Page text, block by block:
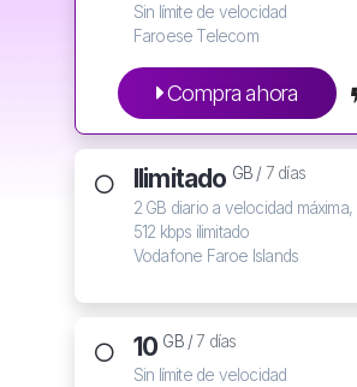
Sin límite de velocidad
Faroese Telecom
Compra ahora
Ilimitado GB / 7 días
2 GB diario a velocidad
512 kbps ilimitado
Vodafone Faroe Islands
10 GB /7 días
Sin límite de velocidad